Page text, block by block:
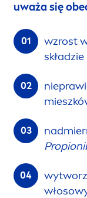
uważa się
wzrost
składzie